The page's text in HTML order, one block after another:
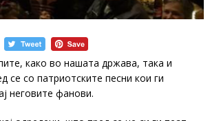
како во нашата држава, така и
се со патриотските песни кои ги
неговите фанови.